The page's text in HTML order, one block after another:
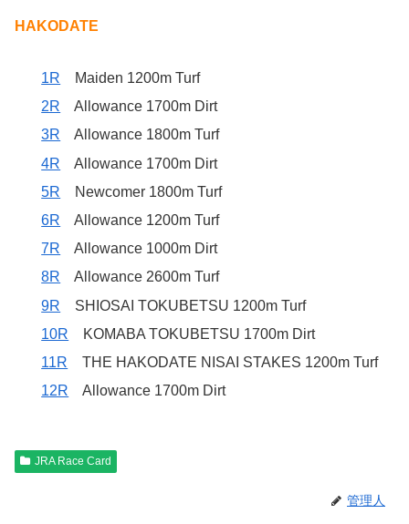
HAKODATE
1R Maiden 1200m Turf
2R Allowance 1700m Dirt
3R Allowance 1800m Turf
4R Allowance 1700m Dirt
5R Newcomer 1800m Turf
6R Allowance 1200m Turf
7R Allowance 1000m Dirt
8R Allowance 2600m Turf
9R SHIOSAI TOKUBETSU 1200m Turf
10R KOMABA TOKUBETSU 1700m Dirt
11R THE HAKODATE NISAI STAKES 1200m Turf
12R Allowance 1700m Dirt
JRA Race Card
管理人